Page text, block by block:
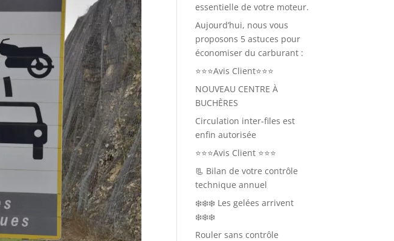
essentielle de votre moteur.
Aujourd’hui, nous vous
proposons 5 astuces pour
économiser du carburant :⁣
⭐⭐⭐Avis Client⭐⭐⭐
NOUVEAU CENTRE À
BUCHÈRES
Circulation inter-files est
enfin autorisée
⭐⭐⭐Avis Client ⭐⭐⭐
📃 Bilan de votre contrôle
technique annuel
❄️❄️❄️ Les gelées arrivent
❄️❄️❄️
Rouler sans contrôle